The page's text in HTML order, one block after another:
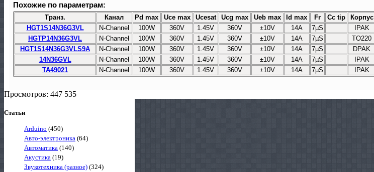
Похожие по параметрам:
Транз. Канал Pd max Uce max Ucesat Ucg max Ueb max Id max Fr Cc tip
Корпус
HGT1S14N36G3VL
N-Channel 100W 360V 1.45V 360V ±10V 14A 7µS
IPAK
HGTP14N36G3VL
N-Channel 100W 360V 1.45V 360V ±10V 14A 7µS
TO220
HGT1S14N36G3VLS9A
N-Channel 100W 360V 1.45V 360V ±10V 14A 7µS
DPAK
14N36GVL
N-Channel 100W 360V 1.45V 360V ±10V 14A 7µS
IPAK
TA49021
N-Channel 100W 360V 1.45V 360V ±10V 14A 7µS IPAK
Просмотров: 447 535
Статьи
Arduino (450)
Авто-электроника (64)
Автоматика (140)
Акустика (19)
Звукотехника (разное) (324)